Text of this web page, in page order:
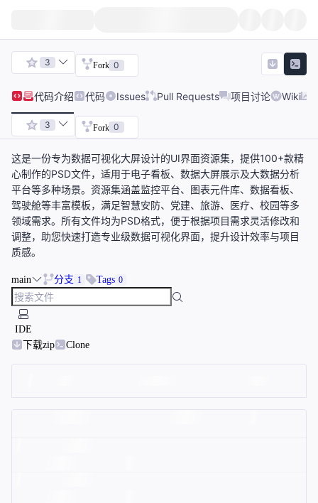
3 Fork 0
代码介绍 代码 Issues Pull Requests 项目讨论 Wiki
3 Fork 0
这是一份专为数据可视化大屏设计的UI界面资源集，提供100+款精
心制作的PSD文件，适用于电子看板、数据大屏展示及大数据分析
平台等多种场景。资源集涵盖监控平台、图表元件库、数据看板、
驾驶舱等丰富模板，满足智慧安防、党建、旅游、医疗、校园等多
领域需求。所有文件均为PSD格式，便于根据项目需求灵活修改和
调整，助您快速打造专业级数据可视化界面，提升设计效率与项目
质感。
main 分支 1 Tags 0
IDE
下载zip
Clone